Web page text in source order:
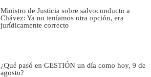
Ministro de Justicia sobre salvoconducto a
Chávez: Ya no teníamos otra opción, era
jurídicamente correcto
¿Qué pasó en GESTIÓN un día como hoy, 9 de
agosto?